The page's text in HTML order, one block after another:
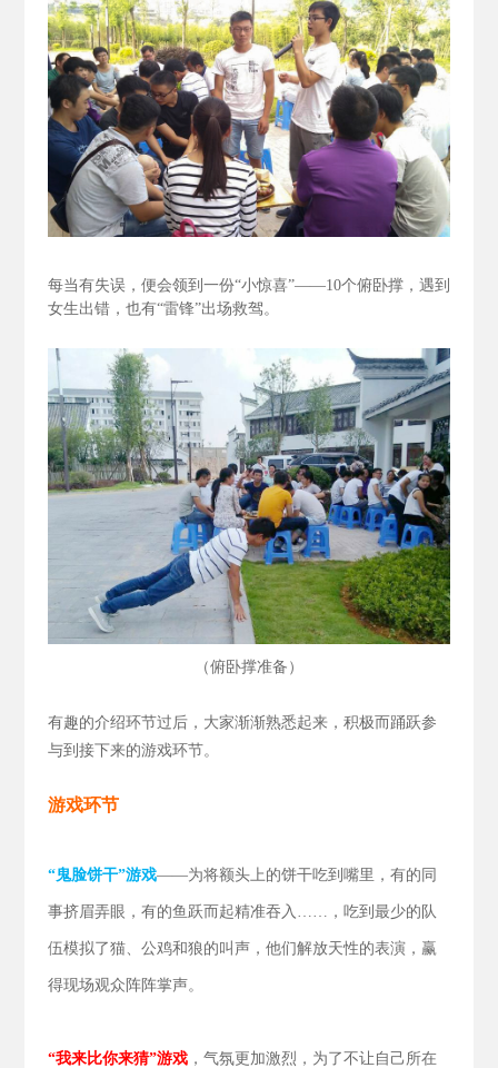
每当有失误，便会领到一份“小惊喜”——10个俯卧撑，遇到
女生出错，也有“雷锋”出场救驾。
（俯卧撑准备 ）
有趣的介绍环节过后，大家渐渐熟悉起来，积极而踊跃参
与到接下来的游戏环节。
游戏环节
“鬼脸饼干”游戏——为将额头上的饼干吃到嘴里，有的同
事挤眉弄眼，有的鱼跃而起精准吞入……，吃到最少的队
伍模拟了猫、公鸡和狼的叫声，他们解放天性的表演，赢
得现场观众阵阵掌声。
“我来比你来猜”游戏，气氛更加激烈，为了不让自己所在